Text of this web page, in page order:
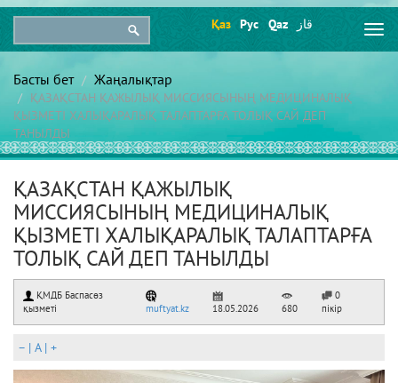
Қаз Рус Qaz قاز
Басты бет Жаңалықтар
ҚАЗАҚСТАН ҚАЖЫЛЫҚ МИССИЯСЫНЫҢ МЕДИЦИНАЛЫҚ
ҚЫЗМЕТІ ХАЛЫҚАРАЛЫҚ ТАЛАПТАРҒА ТОЛЫҚ САЙ ДЕП
ТАНЫЛДЫ
ҚАЗАҚСТАН ҚАЖЫЛЫҚ
МИССИЯСЫНЫҢ МЕДИЦИНАЛЫҚ
ҚЫЗМЕТІ ХАЛЫҚАРАЛЫҚ ТАЛАПТАРҒА
ТОЛЫҚ САЙ ДЕП ТАНЫЛДЫ
ҚМДБ Баспасөз
қызметі
muftyat.kz 18.05.2026 680
0
пікір
– | A| +